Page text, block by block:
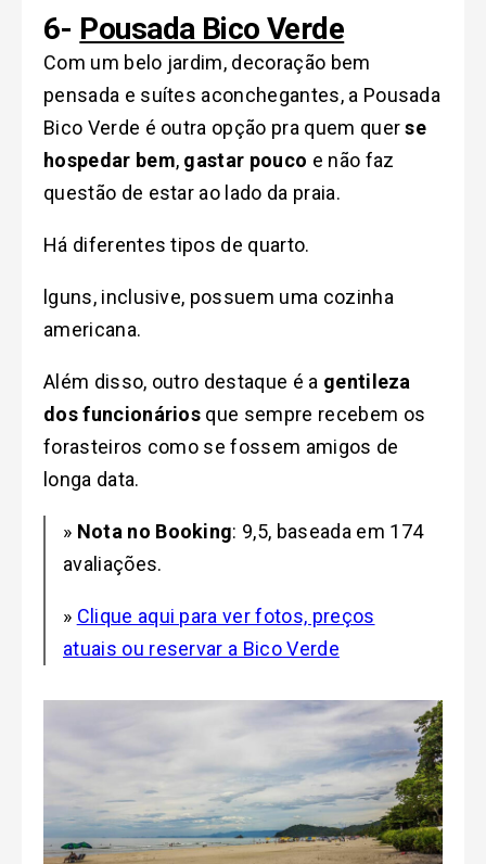
6- Pousada Bico Verde
Com um belo jardim, decoração bem
pensada e suítes aconchegantes, a Pousada
Bico Verde é outra opção pra quem querse
hospedar bem, gastar pouco e não faz
questão de estar ao lado da praia.
Há diferentes tipos de quarto.
lguns, inclusive, possuem uma cozinha
americana.
Além disso, outro destaque é a gentileza
dos funcionários que sempre recebem os
forasteiros como se fossem amigos de
longa data.
» Nota no Booking: 9,5, baseada em 174
avaliações.
» Clique aqui para ver fotos, preços
atuais ou reservar a Bico Verde